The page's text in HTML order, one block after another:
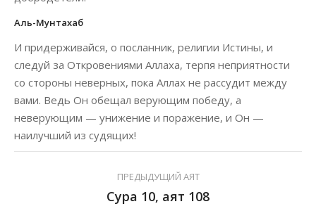
Аль-Мунтахаб
И придерживайся, о посланник, религии Истины, и
следуй за Откровениями Аллаха, терпя неприятности
со стороны неверных, пока Аллах не рассудит между
вами. Ведь Он обещал верующим победу, а
неверующим — унижение и поражение, и Он —
наилучший из судящих!
ПРЕДЫДУЩИЙ АЯТ
Сура 10, аят 108